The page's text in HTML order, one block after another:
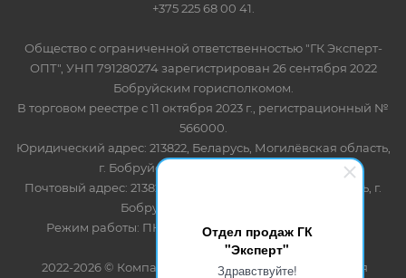
Отдел продаж ГК
"Эксперт"
Здравствуйте!
+375 225 68 00 41.
Общество с ограниченной ответственностью "ГК Эксперт-
ОПТ", УНП 791280274 зарегистрирован 26 сентября 2022
Бобруйским горисполкомом.
В торговом реестре с 11 октября 2023 г., регистрационный №
566000.
Юридический адрес: 213822, Беларусь, Могилёвская область,
г. Бобруйск, ул. Лынькова 85 пом 7
Почтовый адрес: 213822, Беларусь, Могилёвская область, г.
Бобруйск, ул. Лынькова, 85
Режим работы: ПН-ПТ 8.30-17.00, СБ-ВС - выходной
2022-2026 © Компания "Эксперт" - оптово-розничная